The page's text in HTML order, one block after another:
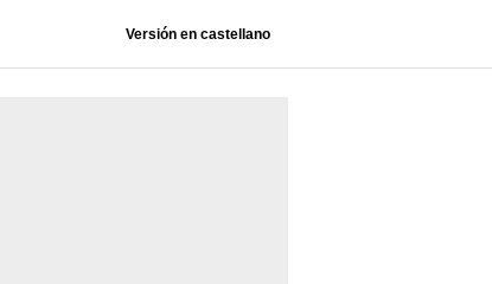
Versión en castellano